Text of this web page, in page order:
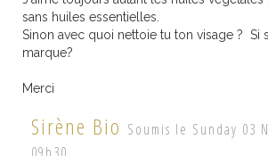
sans huiles essentielles.
Sinon avec quoi nettoie tu ton visage ? Si
marque?
Merci
Sirène Bio Soumis le Sunday 03